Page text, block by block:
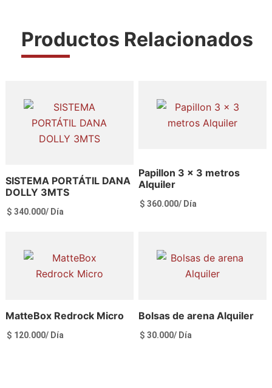
Productos Relacionados
SISTEMA PORTÁTIL DANA
DOLLY 3MTS
$ 340.000/ Día
Ver más
Papillon 3 x 3 metros
Alquiler
$ 360.000/ Día
Ver más
MatteBox Redrock Micro
$ 120.000/ Día
Bolsas de arena Alquiler
$ 30.000/ Día